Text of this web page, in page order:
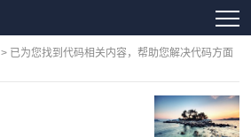
> 已为您找到代码相关内容，帮助您解决代码方面